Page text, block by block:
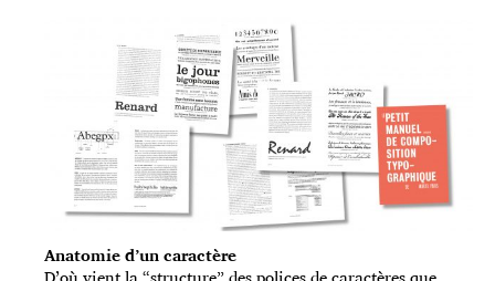
Anatomie d’un caractère